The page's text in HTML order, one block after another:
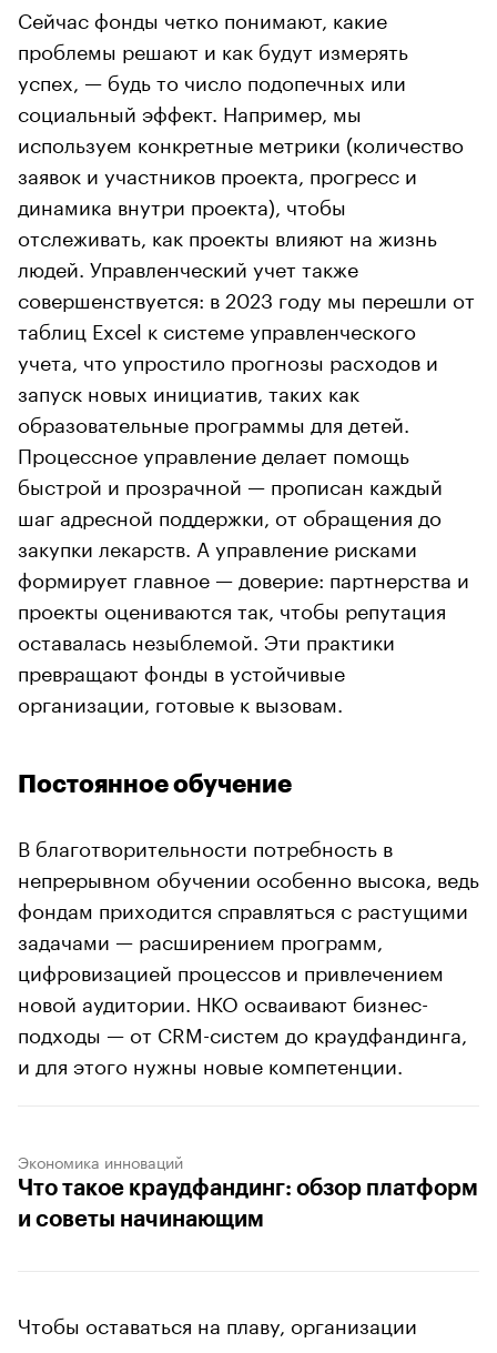
Сейчас фонды четко понимают, какие
проблемы решают и как будут измерять
успех, — будь то число подопечных или
социальный эффект. Например, мы
используем конкретные метрики (количество
заявок и участников проекта, прогресс и
динамика внутри проекта), чтобы
отслеживать, как проекты влияют на жизнь
людей. Управленческий учет также
совершенствуется: в 2023 году мы перешли от
таблиц Excel к системе управленческого
учета, что упростило прогнозы расходов и
запуск новых инициатив, таких как
образовательные программы для детей.
Процессное управление делает помощь
быстрой и прозрачной — прописан каждый
шаг адресной поддержки, от обращения до
закупки лекарств. А управление рисками
формирует главное — доверие: партнерства и
проекты оцениваются так, чтобы репутация
оставалась незыблемой. Эти практики
превращают фонды в устойчивые
организации, готовые к вызовам.
Постоянное обучение
В благотворительности потребность в
непрерывном обучении особенно высока, ведь
фондам приходится справляться с растущими
задачами — расширением программ,
цифровизацией процессов и привлечением
новой аудитории. НКО осваивают бизнес-
подходы — от CRM-систем до краудфандинга,
и для этого нужны новые компетенции.
Экономика инноваций
Что такое краудфандинг: обзор платформ
и советы начинающим
Чтобы оставаться на плаву, организации